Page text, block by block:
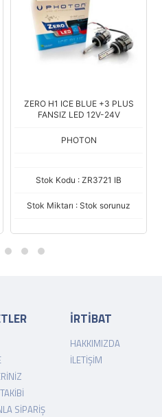
DUO H7 12V LED HEADLIGHT
PHOTON
Stok Kodu : DU3917
Stok Miktarı : Stok sorunuz
SIPARIŞ
İRTİBAT
HAKKIMIZDA
İLETIŞIM